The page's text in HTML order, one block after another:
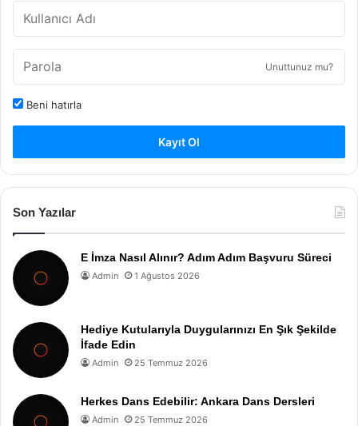
Unuttunuz mu?
Beni hatırla
Kayıt Ol
Son Yazılar
E İmza Nasıl Alınır? Adım Adım Başvuru Süreci
Admin 1 Ağustos 2026
Hediye Kutularıyla Duygularınızı En Şık Şekilde
İfade Edin
Admin 25 Temmuz 2026
Herkes Dans Edebilir: Ankara Dans Dersleri
Admin 25 Temmuz 2026